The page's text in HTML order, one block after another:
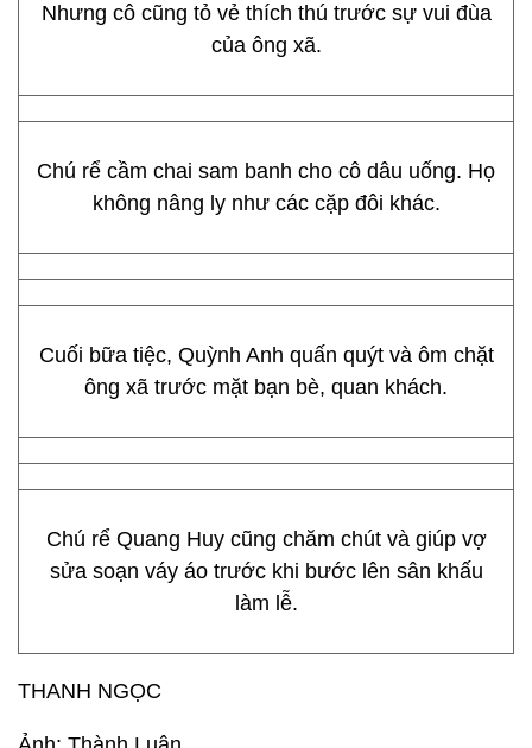
Nhưng cô cũng tỏ vẻ thích thú trước sự vui đùa
của ông xã.
Chú rể cầm chai sam banh cho cô dâu uống. Họ
không nâng ly như các cặp đôi khác.
Cuối bữa tiệc, Quỳnh Anh quấn quýt và ôm chặt
ông xã trước mặt bạn bè, quan khách.
Chú rể Quang Huy cũng chăm chút và giúp vợ
sửa soạn váy áo trước khi bước lên sân khấu
làm lễ.
THANH NGỌC